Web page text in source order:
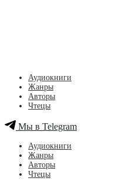
Аудиокниги
Жанры
Авторы
Чтецы
Мы в Telegram
Аудиокниги
Жанры
Авторы
Чтецы